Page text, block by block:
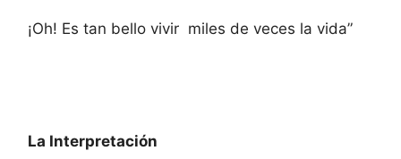
¡Oh! Es tan bello vivir miles de veces la vida”
La Interpretación